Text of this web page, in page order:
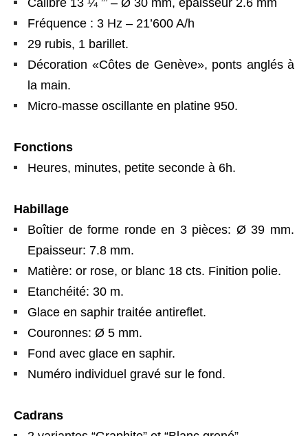
Calibre 13 ¼ ”’ – Ø 30 mm, épaisseur 2.6 mm
Fréquence : 3 Hz – 21’600 A/h
29 rubis, 1 barillet.
Décoration «Côtes de Genève», ponts anglés à
la main.
Micro-masse oscillante en platine 950.
Fonctions
Heures, minutes, petite seconde à 6h.
Habillage
Boîtier de forme ronde en 3 pièces: Ø 39 mm.
Epaisseur: 7.8 mm.
Matière: or rose, or blanc 18 cts. Finition polie.
Etanchéité: 30 m.
Glace en saphir traitée antireflet.
Couronnes: Ø 5 mm.
Fond avec glace en saphir.
Numéro individuel gravé sur le fond.
Cadrans